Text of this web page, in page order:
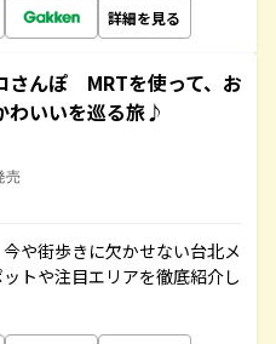
詳細を見る
さんぽ MRTを使って、お
わいいを巡る旅♪
売
や街歩きに欠かせない台北メ
トや注目エリアを徹底紹介し